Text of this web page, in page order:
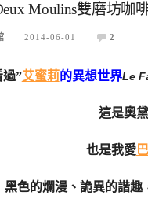
Moulins雙磨坊咖
2014-06-01 2
過”艾蜜莉的異想世界Le
這是奧
也是我愛
黑色的爛漫、詭異的諧趣